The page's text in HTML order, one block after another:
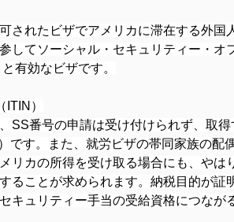
されたビザでアメリカに滞在する外
してソーシャル・セキュリティー・
有効なビザです。
）
SS番号の申請は受け付けられず、取
です。また、就労ビザの帯同家族の
リカの所得を受け取る場合にも、や
ることが求められます。納税目的が
キュリティー手当の受給資格につなが